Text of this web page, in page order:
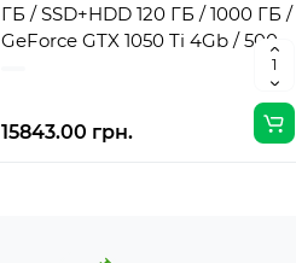
ГБ / SSD+HDD 120 ГБ / 1000 ГБ /
GeForce GTX 1050 Ti 4Gb / 500
15843.00 грн.